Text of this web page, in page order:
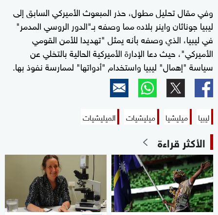
وفي مقال تحليل مطول، حذر المبعوث الأميركي السابق إلى
ليبيا جوناثان واينر بلاده مما وصفه بـ"الدور الروسي المدمر"
في ليبيا، الذي وصفه بأنه يمثل "تهديدا للأمن القومي
الأميركي"، حيث دعا الإدارة الأميركية الحالية بالتخلي عن
سياسة "إهمال" ليبيا واستخدام "أدواتها" لممارسة نفوذ بها.
ليبيا ميليشيا ميليشيات الميليشيات
الأكثر قراءة